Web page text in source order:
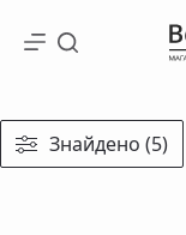
Знайдено (5)